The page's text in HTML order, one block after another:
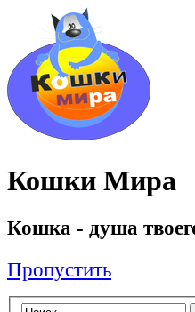
Кошки Мира
Кошка - душа
Пропустить